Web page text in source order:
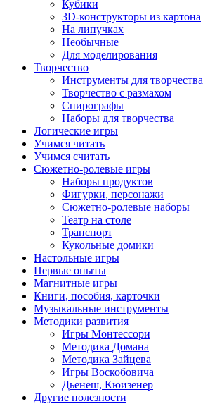
Кубики
3D-конструкторы из картона
На липучках
Необычные
Для моделирования
Творчество
Инструменты для творчества
Творчество с размахом
Спирографы
Наборы для творчества
Логические игры
Учимся читать
Учимся считать
Сюжетно-ролевые игры
Наборы продуктов
Фигурки, персонажи
Сюжетно-ролевые наборы
Театр на столе
Транспорт
Кукольные домики
Настольные игры
Первые опыты
Магнитные игры
Книги, пособия, карточки
Музыкальные инструменты
Методики развития
Игры Монтессори
Методика Домана
Методика Зайцева
Игры Воскобовича
Дьенеш, Кюизенер
Другие полезности